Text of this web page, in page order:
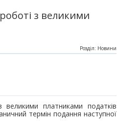
з великими
Розділ: Новини
платниками податків
термін подання наступної